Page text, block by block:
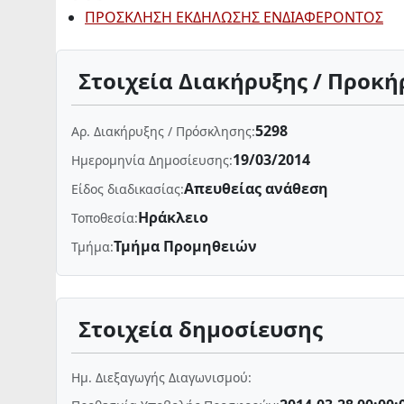
ΠΡΟΣΚΛΗΣΗ ΕΚΔΗΛΩΣΗΣ ΕΝΔΙΑΦΕΡΟΝΤΟΣ
Στοιχεία Διακήρυξης /
Αρ. Διακήρυξης / Πρόσκλησης:5298
Ημερομηνία Δημοσίευσης:19/03/2014
Είδος διαδικασίας:Απευθείας ανάθεση
Τοποθεσία:Ηράκλειο
Τμήμα:Τμήμα Προμηθειών
Στοιχεία δημοσίευσης
Ημ. Διεξαγωγής Διαγωνισμού: